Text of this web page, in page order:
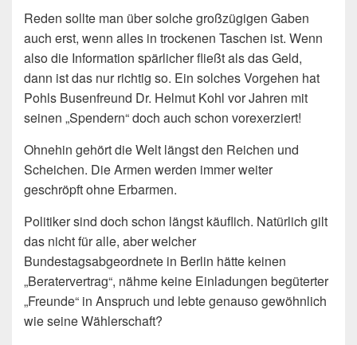
Reden sollte man über solche großzügigen Gaben
auch erst, wenn alles in trockenen Taschen ist. Wenn
also die Information spärlicher fließt als das Geld,
dann ist das nur richtig so. Ein solches Vorgehen hat
Pohls Busenfreund Dr. Helmut Kohl vor Jahren mit
seinen „Spendern“ doch auch schon vorexerziert!
Ohnehin gehört die Welt längst den Reichen und
Scheichen. Die Armen werden immer weiter
geschröpft ohne Erbarmen.
Politiker sind doch schon längst käuflich. Natürlich gilt
das nicht für alle, aber welcher
Bundestagsabgeordnete in Berlin hätte keinen
„Beratervertrag“, nähme keine Einladungen begüterter
„Freunde“ in Anspruch und lebte genauso gewöhnlich
wie seine Wählerschaft?